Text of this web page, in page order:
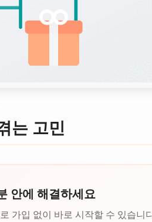
는 고민
안에 해결하세요
가입 없이 바로 시작할 수 있습니